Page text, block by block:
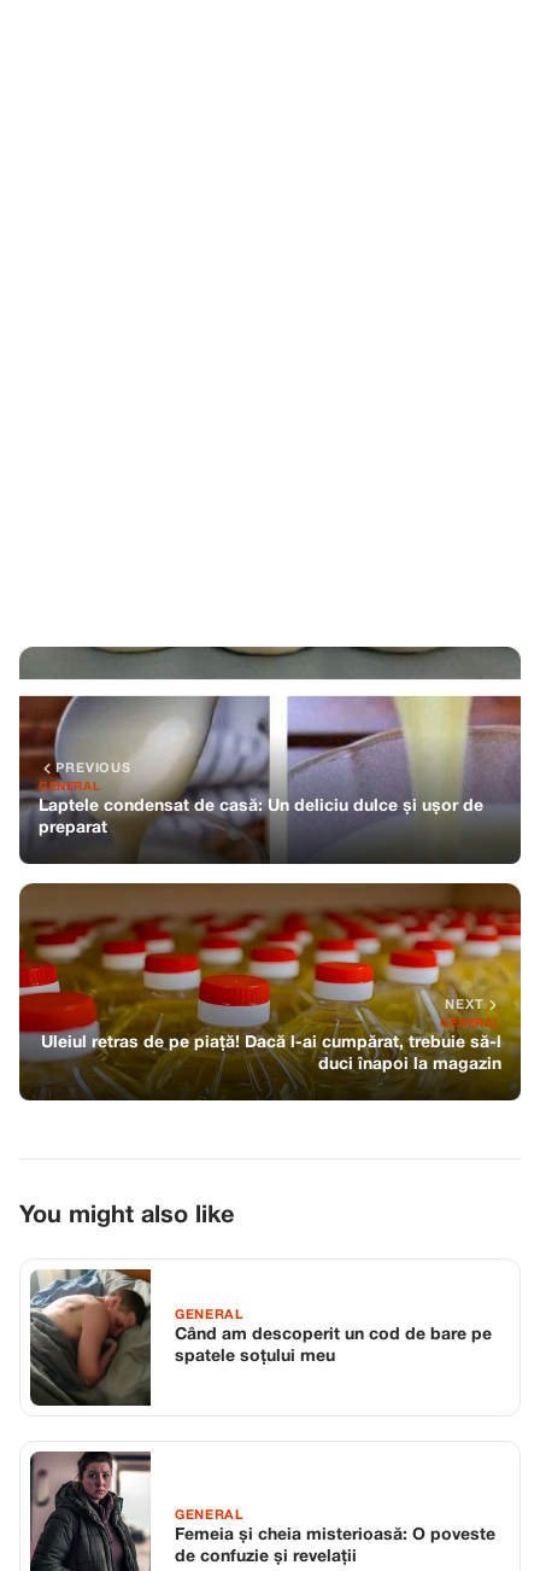
PREVIOUS
GENERAL
Laptele condensat de casă: Un deliciu dulce și ușor de
preparat
NEXT
GENERAL
Uleiul retras de pe piață! Dacă l-ai cumpărat, trebuie să-l
duci înapoi la magazin
You might also like
GENERAL
Când am descoperit un cod de bare pe
spatele soțului meu
GENERAL
Femeia și cheia misterioasă: O poveste
de confuzie și revelații